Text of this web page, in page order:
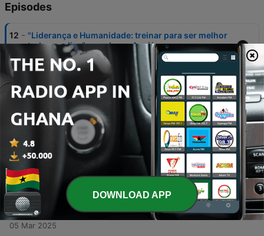
Episodes
12 - "Liderança e Humanidade: treinar para ser melhor
todos os dias” com Jorge Araújo
19 Mar 2026
"Património em foco" com Artur Santos
21 Jan 2026
10 - “A diferenciação individual como Superpoder - da
vulnerabilidade ao sucesso!” José Leite
13 Jun 2025
- "O melhor está para vir" Timothy Vieira
13 Jun 2025
8 - “A importância da literacia financeira desde cedo"
Carina Meireles
05 Mar 2025
DOWNLOAD APP